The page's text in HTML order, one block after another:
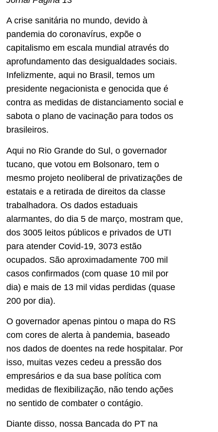
A crise sanitária no mundo, devido à
pandemia do coronavírus, expõe o
capitalismo em escala mundial através do
aprofundamento das desigualdades sociais.
Infelizmente, aqui no Brasil, temos um
presidente negacionista e genocida que é
contra as medidas de distanciamento social e
sabota o plano de vacinação para todos os
brasileiros.
Aqui no Rio Grande do Sul, o governador
tucano, que votou em Bolsonaro, tem o
mesmo projeto neoliberal de privatizações de
estatais e a retirada de direitos da classe
trabalhadora. Os dados estaduais
alarmantes, do dia 5 de março, mostram que,
dos 3005 leitos públicos e privados de UTI
para atender Covid-19, 3073 estão
ocupados. São aproximadamente 700 mil
casos confirmados (com quase 10 mil por
dia) e mais de 13 mil vidas perdidas (quase
200 por dia).
O governador apenas pintou o mapa do RS
com cores de alerta à pandemia, baseado
nos dados de doentes na rede hospitalar. Por
isso, muitas vezes cedeu a pressão dos
empresários e da sua base política com
medidas de flexibilização, não tendo ações
no sentido de combater o contágio.
Diante disso, nossa Bancada do PT na